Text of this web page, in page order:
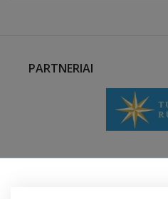
PARTNERIAI